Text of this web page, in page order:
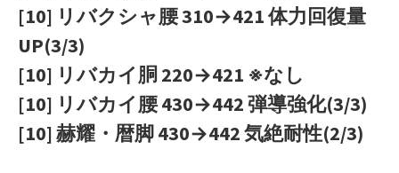
[10] リバクシャ腰 310→421 体力回復量
UP(3/3)
[10] リバカイ胴 220→421 ※なし
[10] リバカイ腰 430→442 弾導強化(3/3)
[10] 赫耀・暦脚 430→442 気絶耐性(2/3)